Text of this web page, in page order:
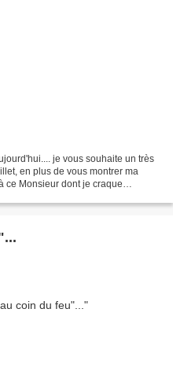
je vous souhaite un très
en plus de vous montrer ma
ce Monsieur dont je craque